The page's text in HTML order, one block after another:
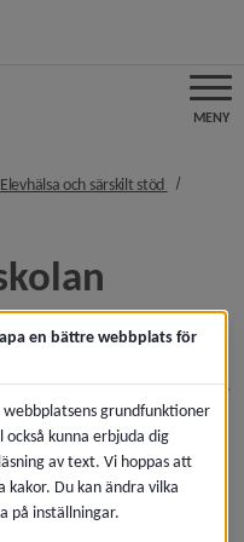
MENY
i brödsmulenavigeringen
Elevhälsa och särskilt stöd nivå i
i skolan för att
kunna nå så långt som
del elever kan ha behov
eller längre tid.
stöd. Det krävs
extra anpassningar
en bättre webbplats för
webbplatsens grundfunktioner
kunna erbjuda dig
av text. Vi hoppas att
kakor. Du kan ändra vilka
på inställningar.